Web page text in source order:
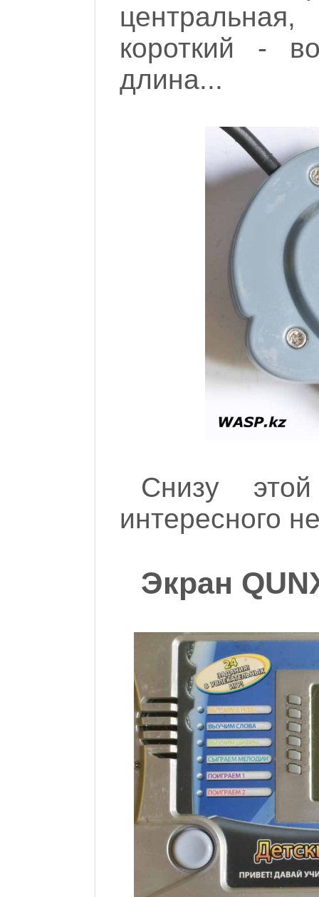
короткий -
длина...
Снизу
интересного
Экран